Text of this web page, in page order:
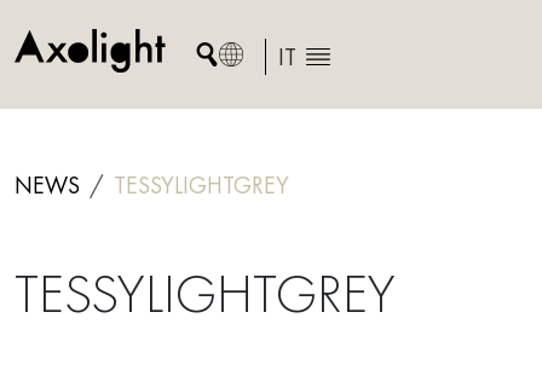
to
IT
NEWS TESSYLIGHTGREY
TESSYLIGHTGREY